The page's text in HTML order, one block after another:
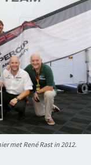
met René Rast in 2012.